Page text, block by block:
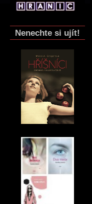
Nenechte si ujít!